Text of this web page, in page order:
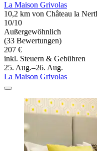
La Maison Grivolas
10,2 km von Château la
10/10
Außergewöhnlich
(33 Bewertungen)
207 €
inkl. Steuern & Gebühren
25. Aug.–26. Aug.
La Maison Grivolas